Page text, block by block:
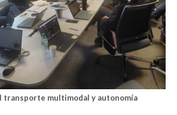
multimodal y autonomía